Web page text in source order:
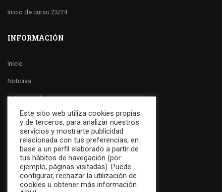
Inicio de curso 23/24
INFORMACIÓN
Inicio
Noticias
Aviso Legal
Política de Cookies
Política de Privacidad
Canal Ético
Contactar
Este sitio web utiliza cookies propias
y de terceros, para analizar nuestros
servicios y mostrarte publicidad
relacionada con tus preferencias, en
base a un perfil elaborado a partir de
tus hábitos de navegación (por
ejemplo, páginas visitadas). Puede
configurar, rechazar la utilización de
cookies u obtener más información